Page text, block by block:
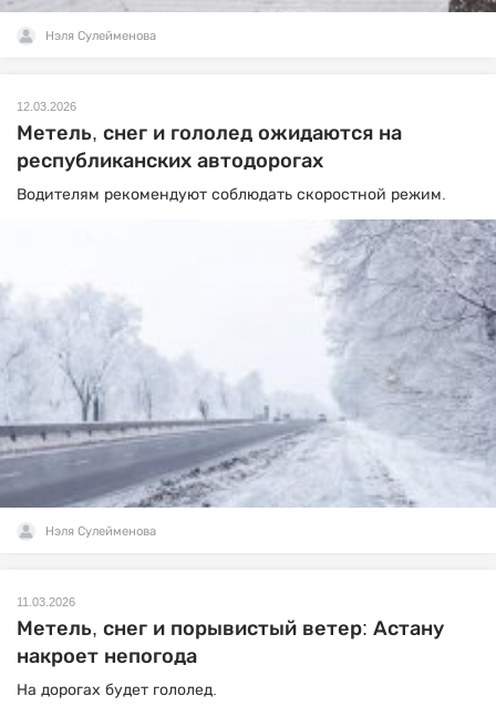
Нэля Сулейменова
12.03.2026
Метель, снег и гололед ожидаются на
республиканских автодорогах
Водителям рекомендуют соблюдать скоростной режим.
Нэля Сулейменова
11.03.2026
Метель, снег и порывистый ветер: Астану
накроет непогода
На дорогах будет гололед.